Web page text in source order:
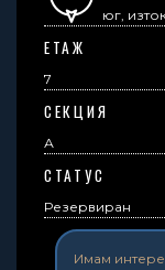
юг,
ЕТАЖ
7
СЕКЦИЯ
А
СТАТУС
Резервиран
Имам